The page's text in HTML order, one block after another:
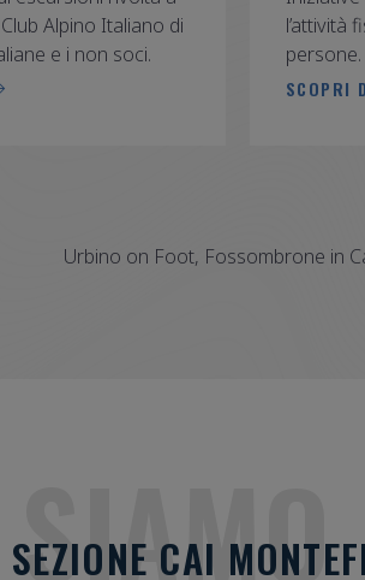
Alpino Italiano di
e i non soci.
l’attività
persone.
SCOPRI
Urbino on Foot, Fossombrone in
CAI